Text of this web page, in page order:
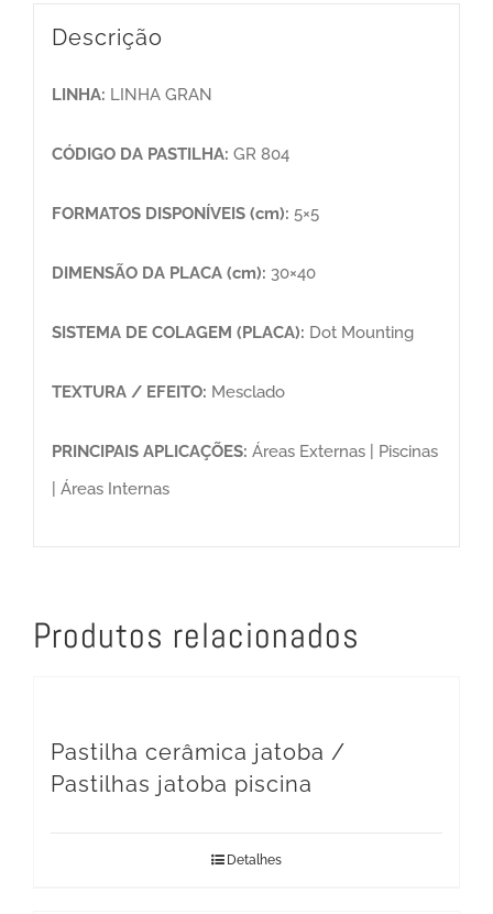
Descrição
LINHA: LINHA GRAN
CÓDIGO DA PASTILHA: GR 804
FORMATOS DISPONÍVEIS (cm): 5×5
DIMENSÃO DA PLACA (cm): 30×40
SISTEMA DE COLAGEM (PLACA): Dot Mounting
TEXTURA / EFEITO: Mesclado
PRINCIPAIS APLICAÇÕES: Áreas Externas | Piscinas
| Áreas Internas
Produtos relacionados
Pastilha cerâmica jatoba /
Pastilhas jatoba piscina
Detalhes